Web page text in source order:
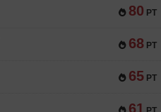
80 PT
68 PT
65 PT
61